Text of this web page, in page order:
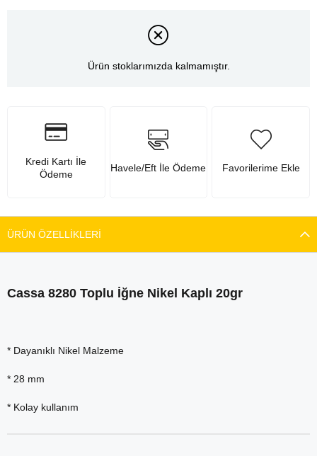
Ürün stoklarımızda kalmamıştır.
Kredi Kartı İle
Ödeme
Havele/Eft İle Ödeme Favorilerime Ekle
ÜRÜN ÖZELLIKLERI
Cassa 8280 Toplu İğne Nikel Kaplı 20gr
* Dayanıklı Nikel Malzeme
* 28 mm
* Kolay kullanım